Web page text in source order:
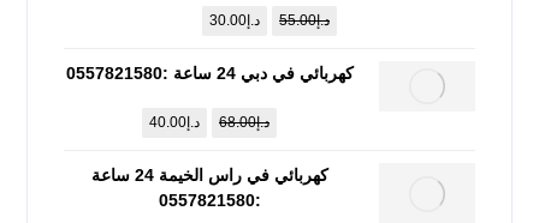
د.إ55.00 د.إ 30.00
كهربائي في دبي 24 ساعة :0557821580
د.إ68.00 د.إ 40.00
كهربائي في راس الخيمة 24 ساعة
:0557821580